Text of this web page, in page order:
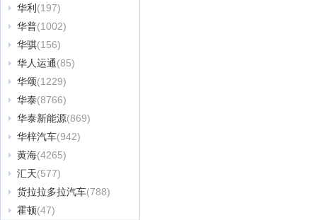
华利 (197)
华普(1002)
华骐(156)
华人运通(85)
华颂(1229)
华泰(8766)
华泰新能源(869)
华梓汽车(942)
黄海(4265)
汇天(577)
货拉拉多拉汽车(788)
霍顿(47)